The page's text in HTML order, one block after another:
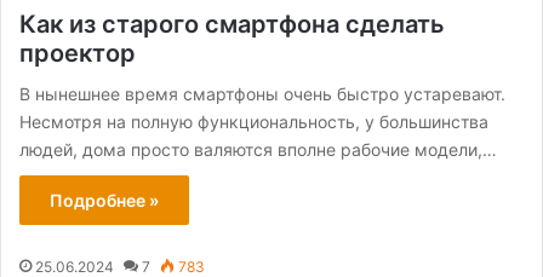
Как из старого смартфона сделать
проектор
В нынешнее время смартфоны очень быстро устаревают.
Несмотря на полную функциональность, у большинства
людей, дома просто валяются вполне рабочие модели,…
Подробнее »
25.06.2024 7 783